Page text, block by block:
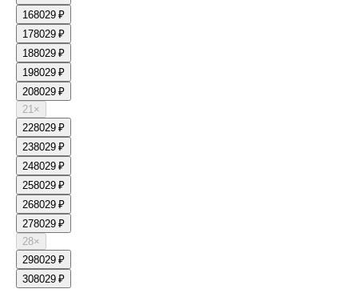
168029 ₽
178029 ₽
188029 ₽
198029 ₽
208029 ₽
21×
228029 ₽
238029 ₽
248029 ₽
258029 ₽
268029 ₽
278029 ₽
28×
298029 ₽
308029 ₽